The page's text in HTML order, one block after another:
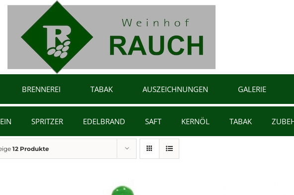
BRENNEREI TABAK AUSZEICHNUNGEN GALERIE
SPRITZER EDELBRAND SAFT KERNÖL TABAK
12 Produkte